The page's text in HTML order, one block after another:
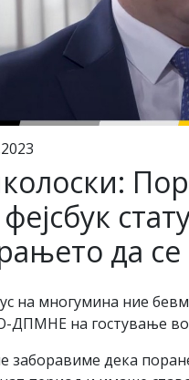
да
на многумина ние
на гостување во
заборавиме дека